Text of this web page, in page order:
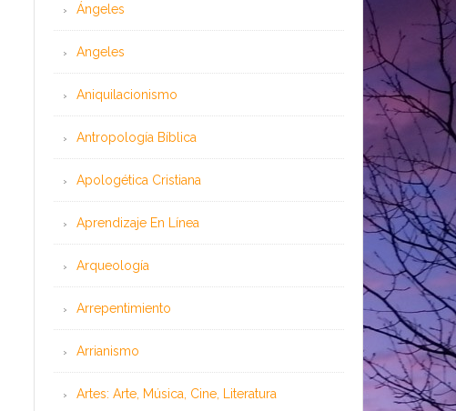
Ángeles
Angeles
Aniquilacionismo
Antropología Bíblica
Apologética Cristiana
Aprendizaje En Línea
Arqueología
Arrepentimiento
Arrianismo
Artes: Arte, Música, Cine, Literatura